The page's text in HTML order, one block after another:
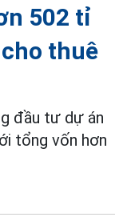
502 tỉ
thuê
đầu tư dự án
tổng vốn hơn